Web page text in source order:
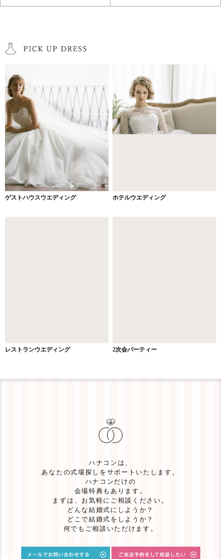
ゲストハウスウエディング ホテルウエディング
レストランウエディング 2次会パーティー
ハナコンは、
あなたの式場探しをサポートいたします。
ハナコンだけの
会場特典もあります。
まずは、お気軽にご相談ください。
どんな結婚式にしようか？
どこで結婚式をしようか？
何でもご相談いただけます。